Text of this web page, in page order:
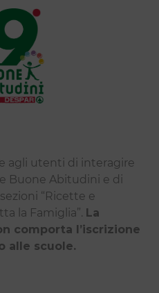
agli utenti di interagire
Buone Abitudini e di
“Ricette e
la Famiglia”. La
comporta l’iscrizione
alle scuole.